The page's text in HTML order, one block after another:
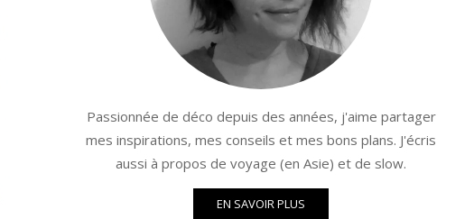
Passionnée de déco depuis des années, j'aime partager
mes inspirations, mes conseils et mes bons plans. J'écris
aussi à propos de voyage (en Asie) et de slow.
EN SAVOIR PLUS